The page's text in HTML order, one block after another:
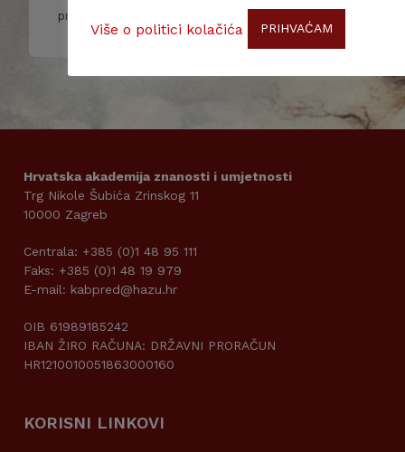
privatnosti
Hrvatska akademija znanosti i umjetnosti
Trg Nikole Šubića Zrinskog 11
10000 Zagreb
Centrala: +385 (0)1 48 95 111
Faks: +385 (0)1 48 19 979
E-mail: kabpred@hazu.hr
OIB 61989185242
IBAN ŽIRO RAČUNA: DRŽAVNI PRORAČUN
HR1210010051863000160
KORISNI LINKOVI
Više o politici kolačića PRIHVAĆAM